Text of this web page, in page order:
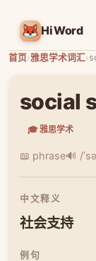
HiWord
首页›雅思学术词汇›
social
🎓 雅思学术
📖 phrase🔊 /
中文释义
社会支持
例句